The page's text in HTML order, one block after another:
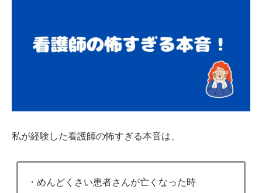
私が経験した看護師の怖すぎる本音は、
・めんどくさい患者さんが亡くなった時